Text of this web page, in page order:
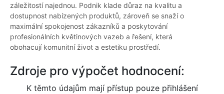
záležitostí najednou. Podnik klade důraz na kvalitu a
dostupnost nabízených produktů, zároveň se snaží o
maximální spokojenost zákazníků a poskytování
profesionálních květinových vazeb a řešení, která
obohacují komunitní život a estetiku prostředí.
Zdroje pro výpočet hodnocení:
K těmto údajům mají přístup pouze přihlášení